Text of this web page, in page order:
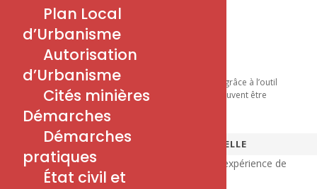
Mentions
Politique de Confidentialité
Mentions Légales
Notre site est disponible en plusieurs langues grâce à l’outil
Google Traduction. Certaines traductions peuvent être
2026 - MAIRIE DE PETITE-ROSSELLE
Nous utilisons des cookies pour améliorer votre expérience de
navigation.
Plan Local
d’Urbanisme
Autorisation
d’Urbanisme
Cités minières
Démarches
Démarches
pratiques
État civil et